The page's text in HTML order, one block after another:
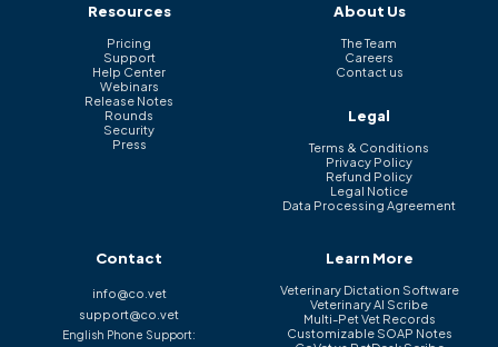
Resources
Pricing
Support
Help Center
Webinars
Release Notes
Rounds
Security
Press
About Us
The Team
Careers
Contact us
Legal
Terms & Conditions
Privacy Policy
Refund Policy
Legal Notice
Data Processing Agreement
Contact
info@co.vet
support@co.vet
English Phone Support:
Learn More
Veterinary Dictation Software
Veterinary AI Scribe
Multi-Pet Vet Records
Customizable SOAP Notes